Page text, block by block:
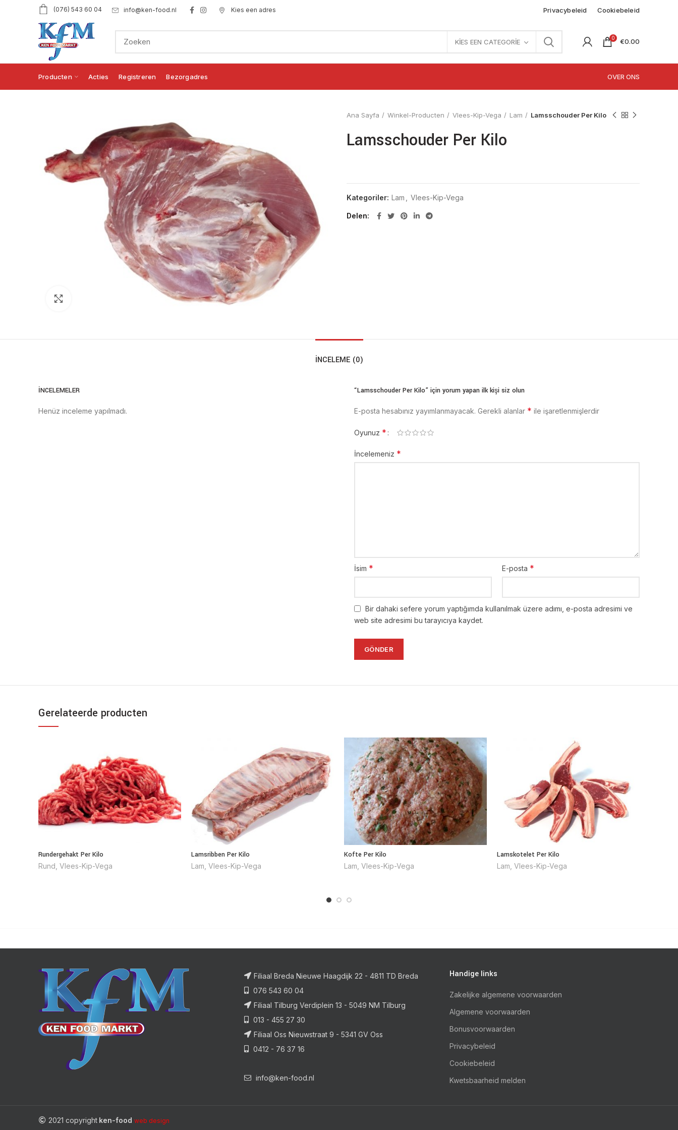
(076) 543 60 04 info@ken-food.nl Kies een adres Privacybeleid Cookiebeleid
KIES EEN CATEGORIE 0 €0.00
Producten Acties Registreren Bezorgadres OVER ONS
Ana Sayfa Winkel-Producten Vlees-Kip-Vega Lam Lamsschouder Per Kilo
Lamsschouder Per Kilo
Kategoriler: Lam Vlees-Kip-Vega
Delen
İNCELEME (0)
İNCELEMELER
Henüz inceleme yapılmadı.
“Lamsschouder Per Kilo” için yorum yapan ilk kişi siz olun
E-posta hesabınız yayımlanmayacak. Gerekli alanlar * ile işaretlenmişlerdir
Oyunuz *
İncelemeniz *
İsim * E-posta *
Bir dahaki sefere yorum yaptığımda kullanılmak üzere adımı, e-posta adresimi ve
web site adresimi bu tarayıcıya kaydet.
Gerelateerde producten
Rundergehakt Per Kilo
Rund Vlees-Kip-Vega
Lamsribben Per Kilo
Lam Vlees-Kip-Vega
Kofte Per Kilo
Lam Vlees-Kip-Vega
Lamskotelet Per Kilo
Lam Vlees-Kip-Vega
Filiaal Breda Nieuwe Haagdijk 22 - 4811 TD Breda
076 543 60 04
Filiaal Tilburg Verdiplein 13 - 5049 NM Tilburg
013 - 455 27 30
Filiaal Oss Nieuwstraat 9 - 5341 GV Oss
0412 - 76 37 16
info@ken-food.nl
Handige links
Zakelijke algemene voorwaarden
Algemene voorwaarden
Bonusvoorwaarden
Privacybeleid
Cookiebeleid
Kwetsbaarheid melden
2021 copyright ken-food web design